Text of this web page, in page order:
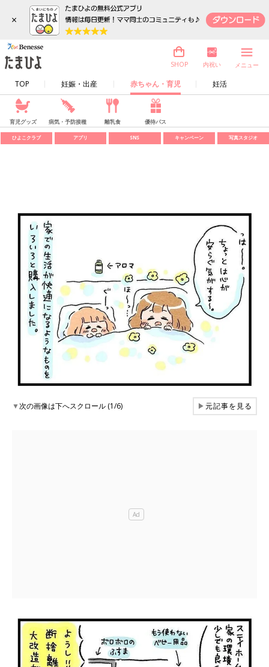
×
TOP 妊娠・出産 赤ちゃん・育児 妊活
SHOP 内祝い メニュー
育児グッズ 病気・予防接種 離乳食 優待パス
ひよこクラブ アプリ SNS キャンペーン 写真スタジオ
▼次の画像は下へスクロール (1/6) ▶元記事を見る